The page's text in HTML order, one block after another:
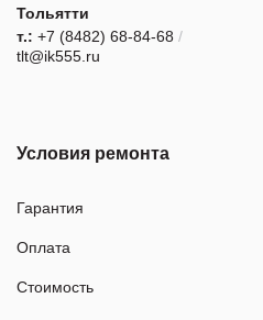
Тольятти
т.: +7 (8482) 68-84-68 /
tlt@ik555.ru
Условия ремонта
Гарантия
Оплата
Стоимость